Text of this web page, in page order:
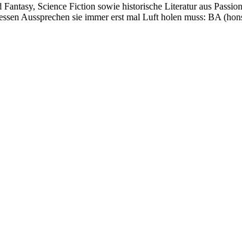
Science Fiction sowie historische Literatur aus
Aussprechen sie immer erst mal Luft holen muss: BA